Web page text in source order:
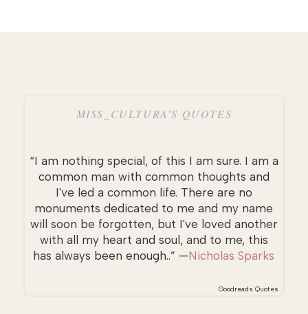
MISS_CULTURA’S QUOTES
“I am nothing special, of this I am sure. I am a
common man with common thoughts and
I've led a common life. There are no
monuments dedicated to me and my name
will soon be forgotten, but I've loved another
with all my heart and soul, and to me, this
has always been enough..” —Nicholas Sparks
Goodreads Quotes